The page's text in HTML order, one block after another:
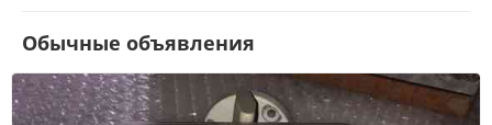
Обычные объявления